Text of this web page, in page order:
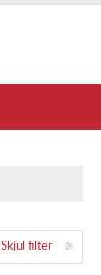
Skjul filter